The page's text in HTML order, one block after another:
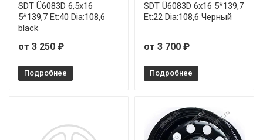
SDT Ü6083D 6,5x16
5*139,7 Et:40 Dia:108,6
black
от 3 250 ₽
Подробнее
SDT Ü6083D 6x16 5*139,7
Et:22 Dia:108,6 Черный
от 3 700 ₽
Подробнее